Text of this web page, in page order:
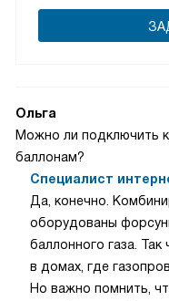
Ольга
Можно ли подключить
баллонам?
Специалист
Да, конечно.
оборудованы
баллонного газа.
в домах, где
Но важно помнить,